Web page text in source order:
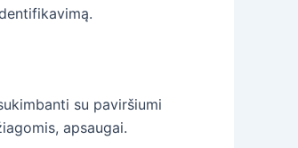
su paviršiumi
apsaugai.